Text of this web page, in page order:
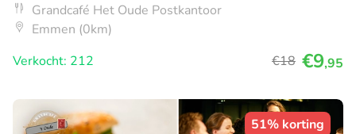
Grandcafé Het Oude Postkantoor
Emmen (0km)
Verkocht: 212
€18 €9,95
51% korting